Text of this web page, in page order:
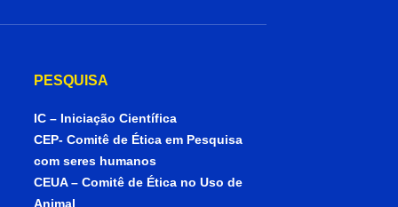
PESQUISA
IC – Iniciação Científica
CEP- Comitê de Ética em Pesquisa
com seres humanos
CEUA – Comitê de Ética no Uso de
Animal